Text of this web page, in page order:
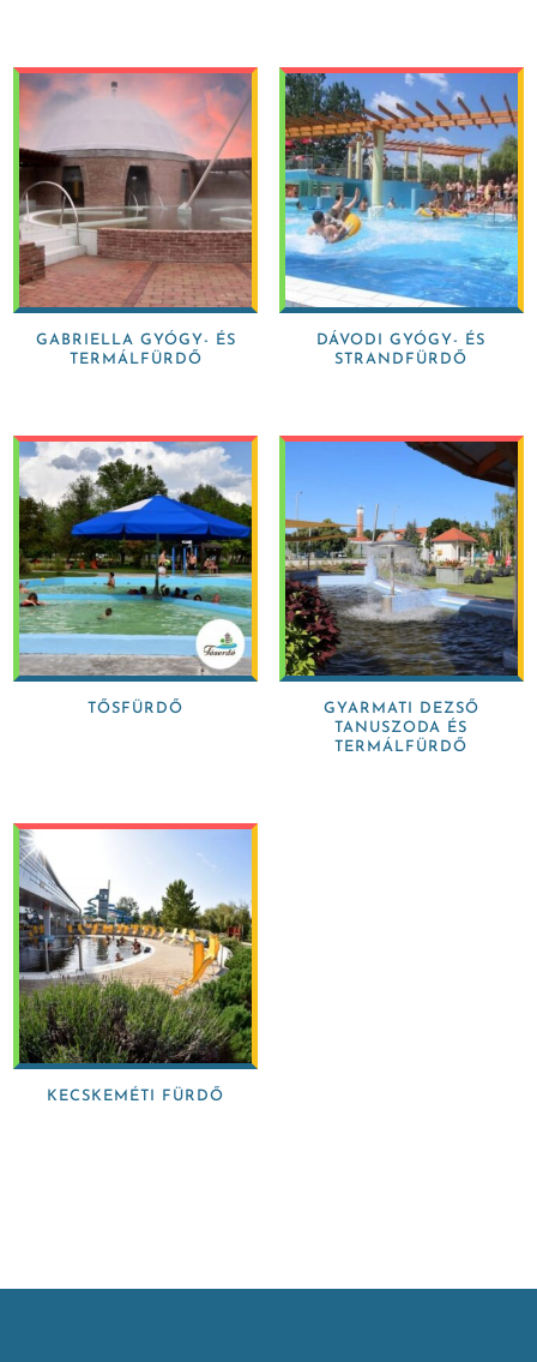
GABRIELLA GYÓGY- ÉS
TERMÁLFÜRDŐ
DÁVODI GYÓGY- ÉS
STRANDFÜRDŐ
TŐSFÜRDŐ
GYARMATI DEZSŐ
TANUSZODA ÉS
TERMÁLFÜRDŐ
KECSKEMÉTI FÜRDŐ